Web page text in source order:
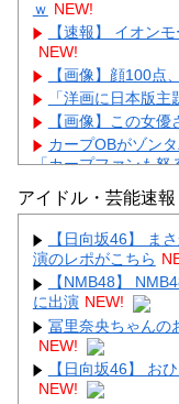
ｗ NEW!
【速報】 イオン
NEW!
【画像】顔100点
「洋画に日本版
【画像】この女
カープOBがゾン
「カープファンも怒
【画像】顔100点
Powered by
アイドル・芸能速報
【日向坂46】 ま
演のレポがこちら
【NMB48】
に出演 NEW!
冨里奈央ちゃんの
NEW!
【日向坂46】 お
NEW!